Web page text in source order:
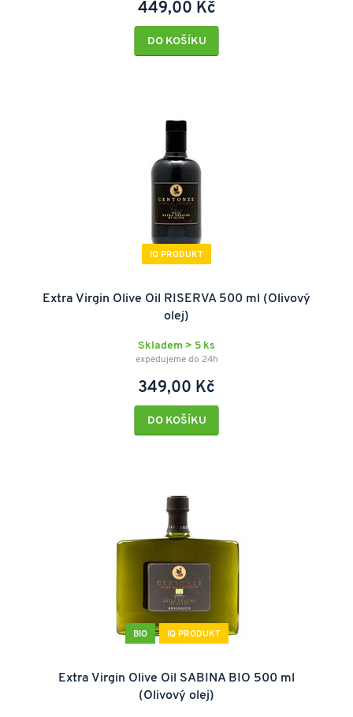
449,00 Kč
DO KOŠÍKU
IQ PRODUKT
Extra Virgin Olive Oil RISERVA 500 ml (Olivový
olej)
Skladem > 5 ks
expedujeme do 24h
349,00 Kč
DO KOŠÍKU
BIO IQ PRODUKT
Extra Virgin Olive Oil SABINA BIO 500 ml
(Olivový olej)